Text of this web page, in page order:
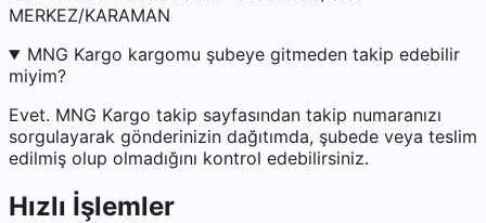
MERKEZ/KARAMAN
MNG Kargo kargomu şubeye gitmeden takip edebilir
miyim?
Evet. MNG Kargo takip sayfasından takip numaranızı
sorgulayarak gönderinizin dağıtımda, şubede veya teslim
edilmiş olup olmadığını kontrol edebilirsiniz.
Hızlı İşlemler